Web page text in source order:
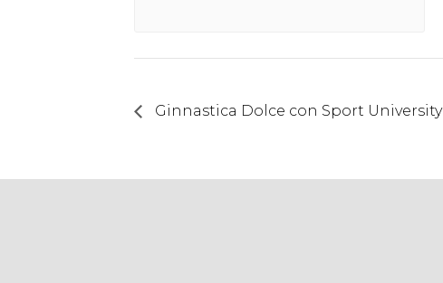
Ginnastica Dolce con Sport University